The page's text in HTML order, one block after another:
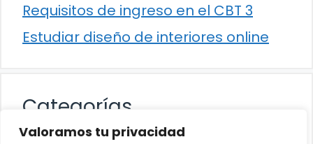
Valoramos tu privacidad
Requisitos de ingreso en el CBT 3
Estudiar diseño de interiores online
Categorías